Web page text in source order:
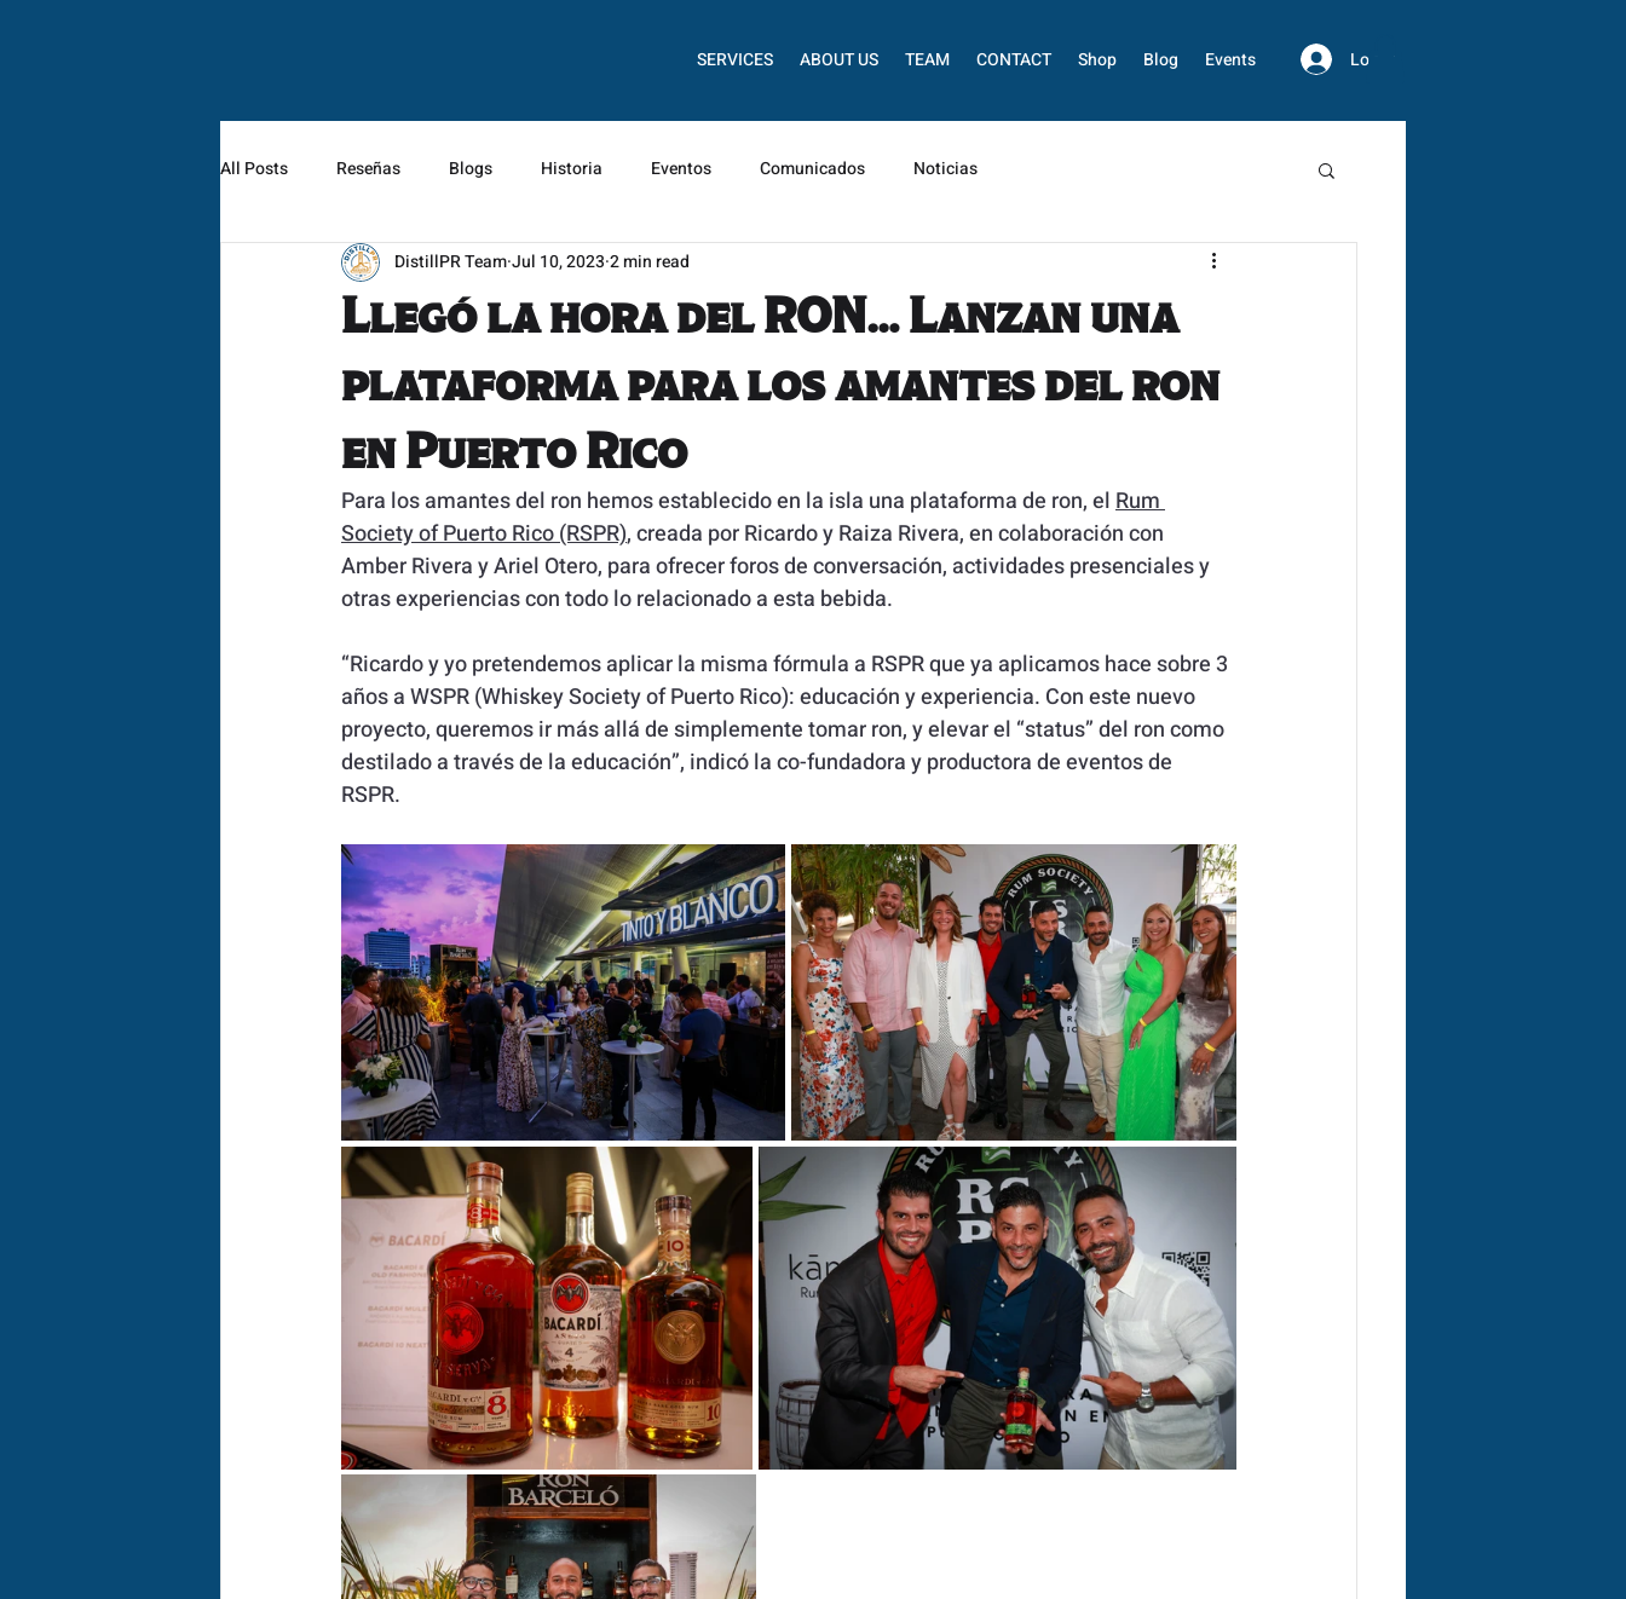
SERVICES ABOUT US TEAM CONTACT Shop Blog Events Log In
All Posts Reseñas Blogs Historia Eventos Comunicados Noticias
Llegó la hora del RON… Lanzan una
plataforma para los amantes del ron
en Puerto Rico
DistillPR TeamJul 10, 2023 2 min read
Para los amantes del ron hemos establecido en la isla una plataforma de ron, el Rum
Society of Puerto Rico (RSPR), creada por Ricardo y Raiza Rivera, en colaboración con
Amber Rivera y Ariel Otero, para ofrecer foros de conversación, actividades presenciales y
otras experiencias con todo lo relacionado a esta bebida.
“Ricardo y yo pretendemos aplicar la misma fórmula a RSPR que ya aplicamos hace sobre 3
años a WSPR (Whiskey Society of Puerto Rico): educación y experiencia. Con este nuevo
proyecto, queremos ir más allá de simplemente tomar ron, y elevar el “status” del ron como
destilado a través de la educación”, indicó la co-fundadora y productora de eventos de
RSPR.